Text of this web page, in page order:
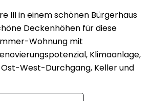
III in einem schönen Bürgerhaus
Deckenhöhen für diese
Wohnung mit
Klimaanlage,
West-Durchgang, Keller und